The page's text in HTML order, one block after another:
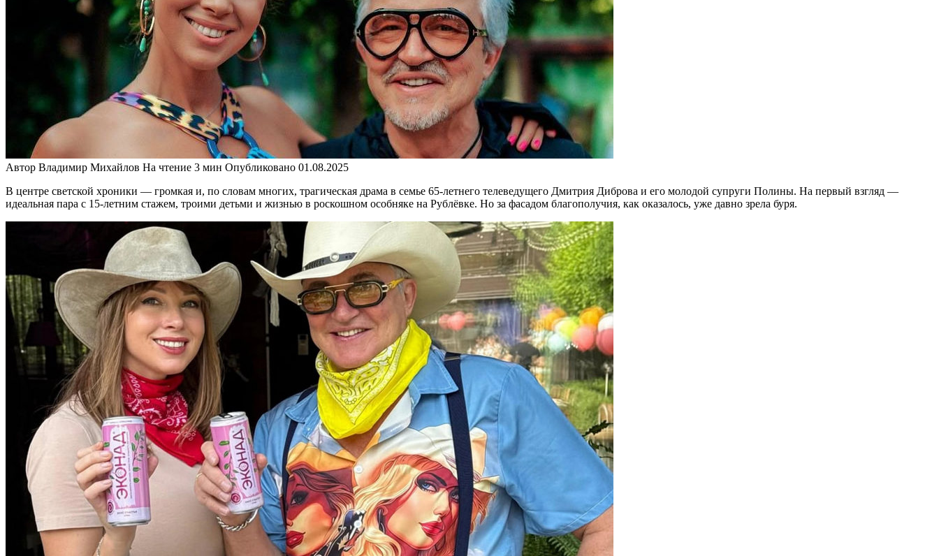
Автор Владимир Михайлов На чтение 3 мин Опубликовано 01.08.2025
В центре светской хроники — громкая и, по словам многих, трагическая драма в семье 65-летнего телеведущего Дмитрия Диброва и его молодой супруги Полины. На первый взгляд —
идеальная пара с 15-летним стажем, троими детьми и жизнью в роскошном особняке на Рублёвке. Но за фасадом благополучия, как оказалось, уже давно зрела буря.